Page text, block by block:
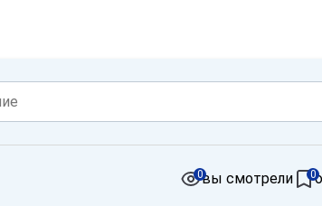
вы смотрели
0 0